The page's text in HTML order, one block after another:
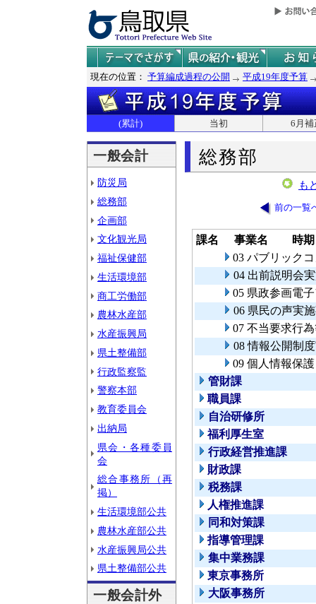
現在の位置： 予算編成過程の公開 平成19年度予算
(累計) 当初 6月補
一般会計
防災局
総務部
企画部
文化観光局
福祉保健部
生活環境部
商工労働部
農林水産部
水産振興局
県土整備部
行政監察監
警察本部
教育委員会
出納局
県会・各種委員
会
総合事務所（再
掲）
生活環境部公共
農林水産部公共
水産振興局公共
県土整備部公共
一般会計外
総務部
も
前の一覧
課名 事業名
時期
03 パブリック
04 出前説明会
05 県政参画電
06 県民の声実
07 不当要求行
08 情報公開制
09 個人情報保
管財課
職員課
自治研修所
福利厚生室
行政経営推進課
財政課
税務課
人権推進課
同和対策課
指導管理課
集中業務課
東京事務所
大阪事務所